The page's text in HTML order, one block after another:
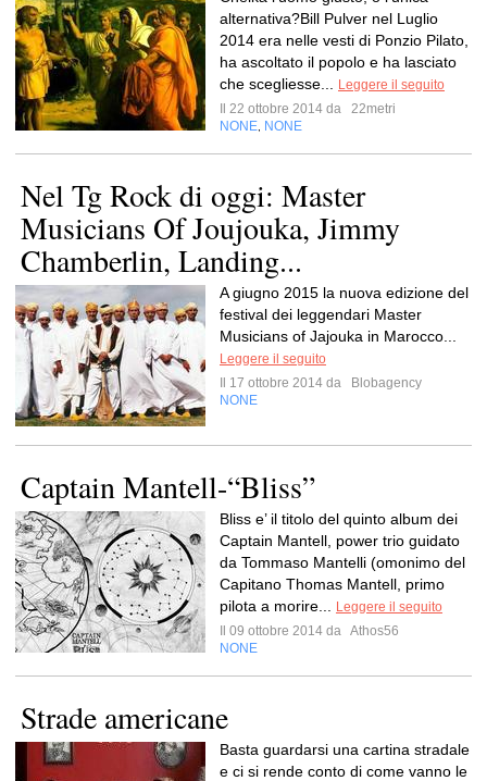
alternativa?Bill Pulver nel Luglio
2014 era nelle vesti di Ponzio Pilato,
ha ascoltato il popolo e ha lasciato
che scegliesse...
Leggere il seguito
Il 22 ottobre 2014 da
22metri
NONE NONE
Nel Tg Rock di oggi: Master
Musicians Of Joujouka, Jimmy
Chamberlin, Landing...
A giugno 2015 la nuova edizione del
festival dei leggendari Master
Musicians of Jajouka in Marocco...
Leggere il seguito
Il 17 ottobre 2014 da
Blobagency
NONE
Captain Mantell-“Bliss”
Bliss e’ il titolo del quinto album dei
Captain Mantell, power trio guidato
da Tommaso Mantelli (omonimo del
Capitano Thomas Mantell, primo
pilota a morire...
Leggere il seguito
Il 09 ottobre 2014 da Athos56
NONE
Strade americane
Basta guardarsi una cartina stradale
e ci si rende conto di come vanno le